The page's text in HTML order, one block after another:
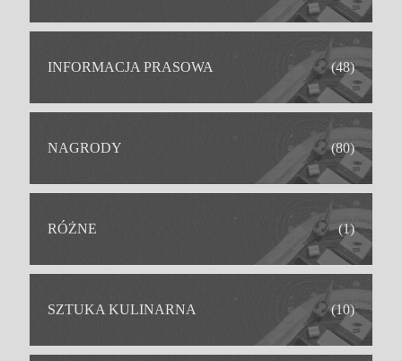
INFORMACJA PRASOWA (48)
NAGRODY (80)
RÓŻNE (1)
SZTUKA KULINARNA (10)